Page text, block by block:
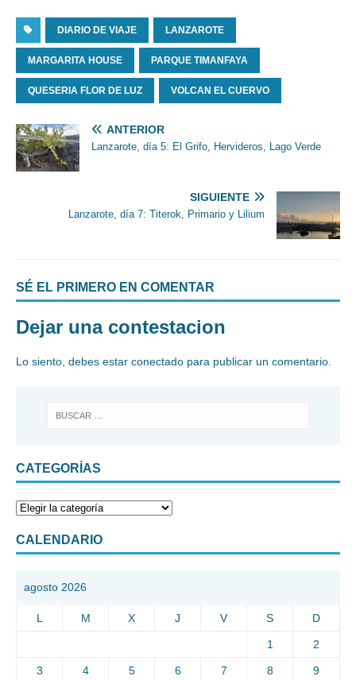
DIARIO DE VIAJE LANZAROTE
MARGARITA HOUSE PARQUE TIMANFAYA
QUESERIA FLOR DE LUZ VOLCAN EL CUERVO
ANTERIOR
Lanzarote, día 5: El Grifo, Hervideros, Lago Verde
SIGUIENTE
Lanzarote, día 7: Titerok, Primario y Lilium
SÉ EL PRIMERO EN COMENTAR
Dejar una contestacion
Lo siento, debes estar conectado para publicar un comentario.
CATEGORÍAS
CALENDARIO
agosto 2026
L M X J V S D
1 2
3 4 5 6 7 8 9